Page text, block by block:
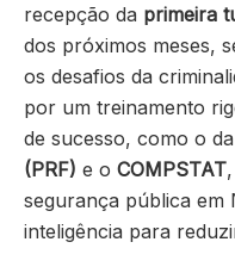
recepção da primeira
dos próximos meses,
os desafios da
por um treinamento
de sucesso, como o da
(PRF) e o COMPSTAT
segurança pública em
inteligência para